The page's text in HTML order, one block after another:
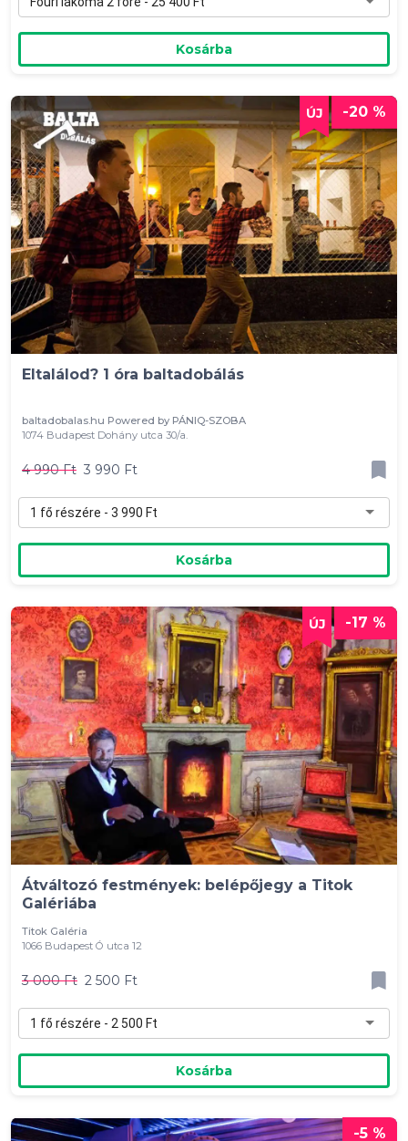
Kosárba
-20 %
Eltalálod? 1 óra baltadobálás
baltadobalas.hu Powered by PÁNIQ-SZOBA
1074 Budapest Dohány utca 30/a.
4 990 Ft 3 990 Ft
1 fő részére - 3 990 Ft
Kosárba
-17 %
Átváltozó festmények: belépőjegy a Titok
Galériába
Titok Galéria
1066 Budapest Ó utca 12
3 000 Ft 2 500 Ft
1 fő részére - 2 500 Ft
Kosárba
-5 %